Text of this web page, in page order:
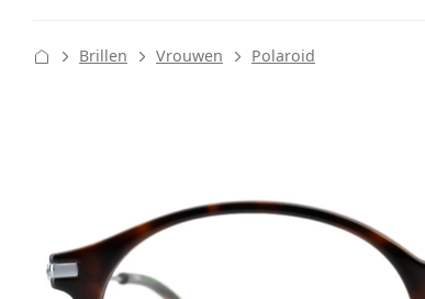
Brillen Vrouwen Polaroid